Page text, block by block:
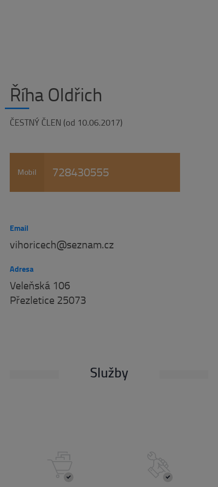
Říha Oldřich
ČESTNÝ ČLEN (od 10.06.2017)
Mobil 728430555
Email
vihoricech@seznam.cz
Adresa
Veleňská 106
Přezletice 25073
Služby